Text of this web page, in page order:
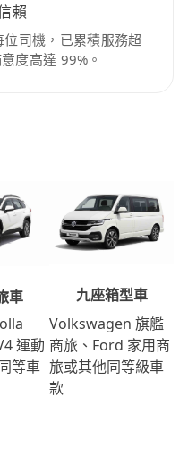
賴
司機，已累積服務超
度高達 99%。
車
運動
等車
九座箱型車
Volkswagen 旗艦
商旅、Ford 家用商
旅或其他同等級車
款